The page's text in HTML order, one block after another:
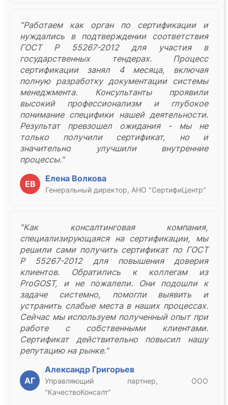
"Работаем как орган по сертификации и
нуждались в подтверждении соответствия
ГОСТ Р 55267-2012 для участия в
государственных тендерах. Процесс
сертификации занял 4 месяца, включая
полную разработку документации системы
менеджмента. Консультанты проявили
высокий профессионализм и глубокое
понимание специфики нашей деятельности.
Результат превзошел ожидания - мы не
только получили сертификат, но и
значительно улучшили внутренние
процессы."
ЕВ
Елена Волкова
Генеральный директор, АНО "СертифиЦентр"
"Как консалтинговая компания,
специализирующаяся на сертификации, мы
решили сами получить сертификат по ГОСТ
Р 55267-2012 для повышения доверия
клиентов. Обратились к коллегам из
ProGOST, и не пожалели. Они подошли к
задаче системно, помогли выявить и
устранить слабые места в наших процессах.
Сейчас мы используем полученный опыт при
работе с собственными клиентами.
Сертификат действительно повысил нашу
репутацию на рынке."
АГ
Александр Григорьев
Управляющий партнер, ООО
"КачествоКонсалт"